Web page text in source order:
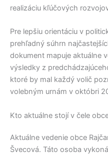
realizáciu kľúčových
Pre lepšiu orientáciu v
prehľadný súhrn
dokument mapuje aktuálne
výsledky z
ktoré by mal každý volič
volebným urnám v októbri
Kto aktuálne stojí v čele
Aktuálne vedenie obce
Švecová. Táto osoba